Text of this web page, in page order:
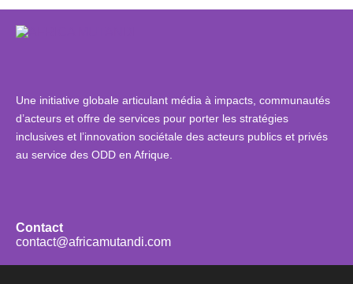
Une initiative globale articulant média à impacts, communautés
d’acteurs et offre de services pour porter les stratégies
inclusives et l’innovation sociétale des acteurs publics et privés
au service des ODD en Afrique.
Contact
contact@africamutandi.com